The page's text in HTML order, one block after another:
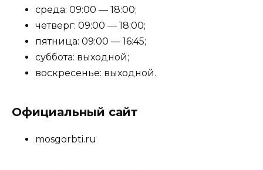
среда: 09:00 — 18:00;
четверг: 09:00 — 18:00;
пятница: 09:00 — 16:45;
суббота: выходной;
воскресенье: выходной.
Официальный сайт
mosgorbti.ru